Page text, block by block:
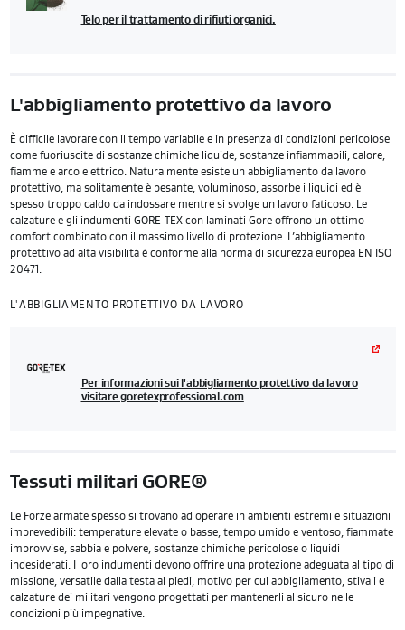
Telo per il trattamento di rifiuti organici.
L'abbigliamento protettivo da lavoro
È difficile lavorare con il tempo variabile e in presenza di condizioni pericolose
come fuoriuscite di sostanze chimiche liquide, sostanze infiammabili, calore,
fiamme e arco elettrico. Naturalmente esiste un abbigliamento da lavoro
protettivo, ma solitamente è pesante, voluminoso, assorbe i liquidi ed è
spesso troppo caldo da indossare mentre si svolge un lavoro faticoso. Le
calzature e gli indumenti GORE-TEX con laminati Gore offrono un ottimo
comfort combinato con il massimo livello di protezione. L’abbigliamento
protettivo ad alta visibilità è conforme alla norma di sicurezza europea EN ISO
20471.
L'ABBIGLIAMENTO PROTETTIVO DA LAVORO
Per informazioni sui l'abbigliamento protettivo da lavoro
visitare goretexprofessional.com
Tessuti militari GORE®
Le Forze armate spesso si trovano ad operare in ambienti estremi e situazioni
imprevedibili: temperature elevate o basse, tempo umido e ventoso, fiammate
improvvise, sabbia e polvere, sostanze chimiche pericolose o liquidi
indesiderati. I loro indumenti devono offrire una protezione adeguata al tipo di
missione, versatile dalla testa ai piedi, motivo per cui abbigliamento, stivali e
calzature dei militari vengono progettati per mantenerli al sicuro nelle
condizioni più impegnative.